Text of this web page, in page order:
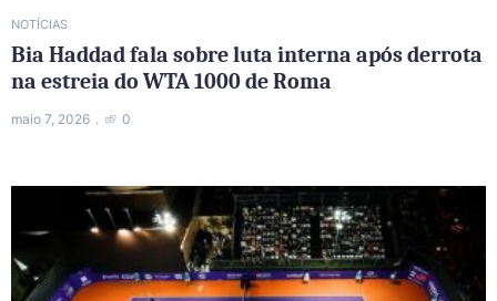
NOTÍCIAS
Bia Haddad fala sobre luta interna após derrota
na estreia do WTA 1000 de Roma
maio 7, 2026 0